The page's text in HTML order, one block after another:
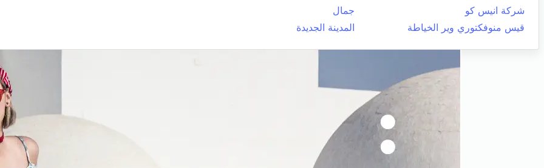
شركة انيس كو
جمال
قيس منوفكتوري وير الخياطة
المدينة الجديدة